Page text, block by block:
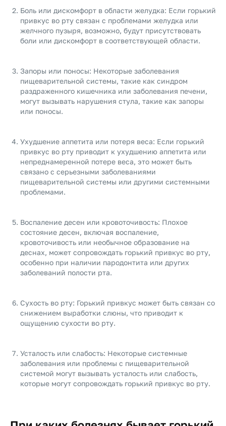
Боль или дискомфорт в области желудка: Если горький
привкус во рту связан с проблемами желудка или
желчного пузыря, возможно, будут присутствовать
боли или дискомфорт в соответствующей области.
Запоры или поносы: Некоторые заболевания
пищеварительной системы, такие как синдром
раздраженного кишечника или заболевания печени,
могут вызывать нарушения стула, такие как запоры
или поносы.
Ухудшение аппетита или потеря веса: Если горький
привкус во рту приводит к ухудшению аппетита или
непреднамеренной потере веса, это может быть
связано с серьезными заболеваниями
пищеварительной системы или другими системными
проблемами.
Воспаление десен или кровоточивость: Плохое
состояние десен, включая воспаление,
кровоточивость или необычное образование на
деснах, может сопровождать горький привкус во рту,
особенно при наличии пародонтита или других
заболеваний полости рта.
Сухость во рту: Горький привкус может быть связан со
снижением выработки слюны, что приводит к
ощущению сухости во рту.
Усталость или слабость: Некоторые системные
заболевания или проблемы с пищеварительной
системой могут вызывать усталость или слабость,
которые могут сопровождать горький привкус во рту.